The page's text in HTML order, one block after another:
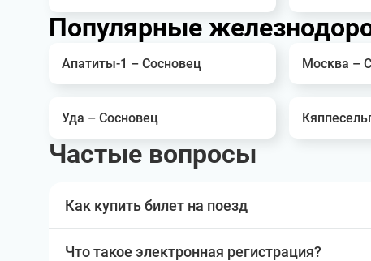
Популярные
Апатиты-1 – Сосновец Москва –
Уда – Сосновец
Частые вопросы
Как купить билет на поезд
Что такое электронная регистрация?